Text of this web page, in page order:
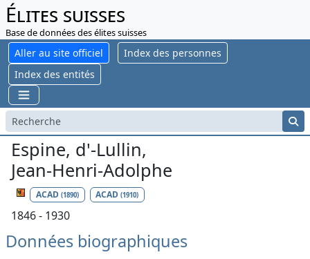
Élites suisses
Base de données des élites suisses
Aller au site officiel
Index des personnes
Index des entités
Espine, d'-Lullin,
Jean-Henri-Adolphe
ACAD (1890) ACAD(1910)
1846 - 1930
Données biographiques